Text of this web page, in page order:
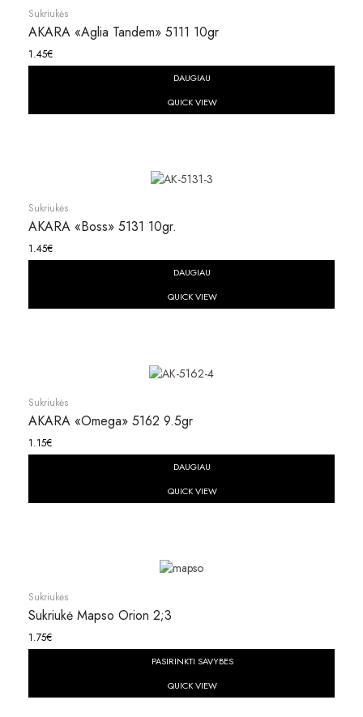
Sukriukės
AKARA «Aglia Tandem» 5111 10gr
1.45€
DAUGIAU
QUICK VIEW
Sukriukės
AKARA «Boss» 5131 10gr.
1.45€
DAUGIAU
QUICK VIEW
Sukriukės
AKARA «Omega» 5162 9.5gr
1.15€
DAUGIAU
QUICK VIEW
Sukriukės
Sukriukė Mapso Orion 2;3
1.75€
PASIRINKTI SAVYBES
QUICK VIEW